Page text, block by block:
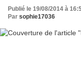
Publié le 19/08/2014 à
Par sophie17036